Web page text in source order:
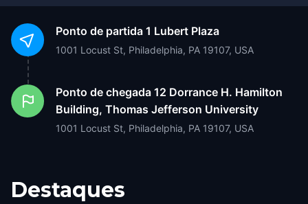
Ponto de partida 1 Lubert Plaza
1001 Locust St, Philadelphia, PA 19107, USA
Ponto de chegada 12 Dorrance H. Hamilton
Building, Thomas Jefferson University
1001 Locust St, Philadelphia, PA 19107, USA
Destaques